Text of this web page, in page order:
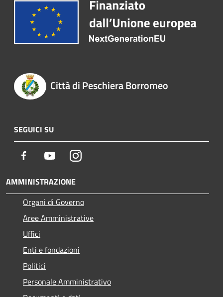
Città di Peschiera Borromeo
SEGUICI SU
Facebook YoutubeInstagram
AMMINISTRAZIONE
Organi di Governo
Aree Amministrative
Uffici
Enti e fondazioni
Politici
Personale Amministrativo